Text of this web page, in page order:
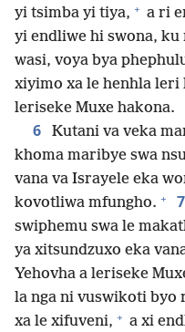
yi tsimba yi tiya, + a ri
yi endliwe hi swona, ku
wasi, voya bya
xiyimo xa le henhla leri
leriseke Muxe hakona.
6
Kutani va veka
khoma maribye swa
vana va Israyele eka
kovotliwa mfungho. + 7
swiphemu swa le
ya xitsundzuxo eka
Yehovha a leriseke
la nga ni vuswikoti byo
xa le xifuveni, + a xi